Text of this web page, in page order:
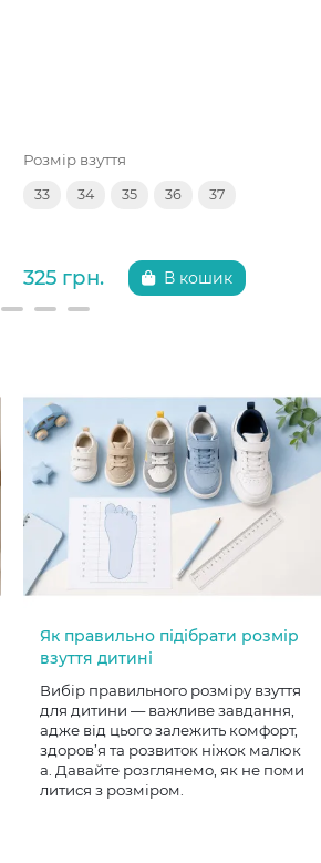
Розмір взуття
33 34 35 36 37
325 грн. В кошик
Як правильно підібрати розмір
взуття дитині
Вибір правильного розміру взуття
для дитини — важливе завдання,
адже від цього залежить комфорт,
здоров’я та розвиток ніжок малюк
а. Давайте розглянемо, як не поми
литися з розміром.